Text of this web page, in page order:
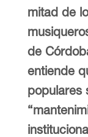
mitad de
de
entiende
populares